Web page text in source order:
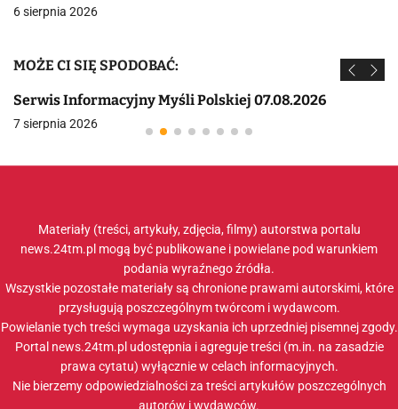
6 sierpnia 2026
MOŻE CI SIĘ SPODOBAĆ:
Serwis Informacyjny Myśli Polskiej 07.08.2026
7 sierpnia 2026
Materiały (treści, artykuły, zdjęcia, filmy) autorstwa portalu
news.24tm.pl mogą być publikowane i powielane pod warunkiem
podania wyraźnego źródła.
Wszystkie pozostałe materiały są chronione prawami autorskimi, które
przysługują poszczególnym twórcom i wydawcom.
Powielanie tych treści wymaga uzyskania ich uprzedniej pisemnej zgody.
Portal news.24tm.pl udostępnia i agreguje treści (m.in. na zasadzie
prawa cytatu) wyłącznie w celach informacyjnych.
Nie bierzemy odpowiedzialności za treści artykułów poszczególnych
autorów i wydawców.